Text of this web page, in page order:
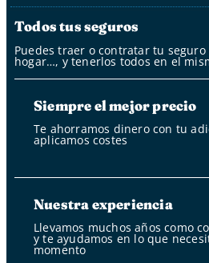
Todos tus seguros
Puedes traer o contratar tu
hogar…, y tenerlos todos en el
Siempre el mejor precio
Te ahorramos dinero con tu
aplicamos costes
Nuestra experiencia
Llevamos muchos años como
y te ayudamos en lo que
momento